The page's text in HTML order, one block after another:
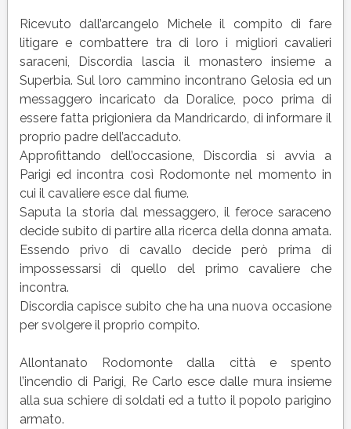
Ricevuto dall’arcangelo Michele il compito di fare
litigare e combattere tra di loro i migliori cavalieri
saraceni, Discordia lascia il monastero insieme a
Superbia. Sul loro cammino incontrano Gelosia ed un
messaggero incaricato da Doralice, poco prima di
essere fatta prigioniera da Mandricardo, di informare il
proprio padre dell’accaduto.
Approfittando dell’occasione, Discordia si avvia a
Parigi ed incontra così Rodomonte nel momento in
cui il cavaliere esce dal fiume.
Saputa la storia dal messaggero, il feroce saraceno
decide subito di partire alla ricerca della donna amata.
Essendo privo di cavallo decide però prima di
impossessarsi di quello del primo cavaliere che
incontra.
Discordia capisce subito che ha una nuova occasione
per svolgere il proprio compito.
Allontanato Rodomonte dalla città e spento
l’incendio di Parigi, Re Carlo esce dalle mura insieme
alla sua schiere di soldati ed a tutto il popolo parigino
armato.